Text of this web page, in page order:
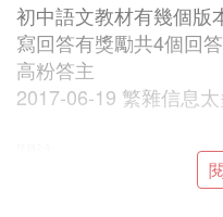
初中語文教材有幾個版
寫回答有獎勵共4個回答
高粉答主
2017-06-19 繁雜信息
初中語文教材有幾個版